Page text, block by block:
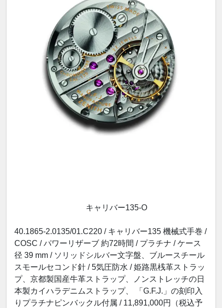
キャリバー135-O
40.1865-2.0135/01.C220 / キャリバー135 機械式手巻 /
COSC / パワーリザーブ 約72時間 / プラチナ / ケース
径 39 mm / ソリッドシルバー文字盤、ブルースチール
スモールセコンド針 / 5気圧防水 / 姫路黒桟革ストラッ
プ、京都製国産牛革ストラップ、ノンストレッチの日
本製カイハラデニムストラップ、 「G.F.J.」の刻印入
りプラチナピンバックル付属 / 11,891,000円（税込予